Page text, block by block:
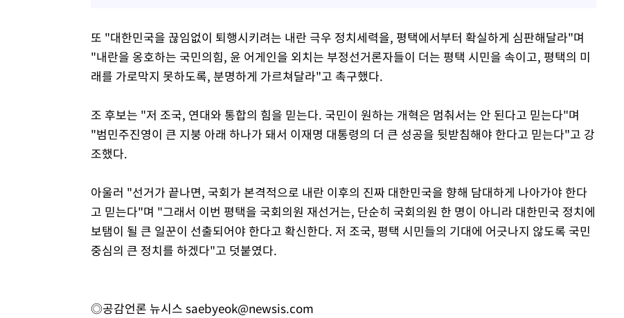
또 "대한민국을 끊임없이 퇴행시키려는 내란 극우 정치세력을, 평택에서부터 확실하게 심판해달라"며
"내란을 옹호하는 국민의힘, 윤 어게인을 외치는 부정선거론자들이 더는 평택 시민을 속이고, 평택의 미
래를 가로막지 못하도록, 분명하게 가르쳐달라"고 촉구했다.
조 후보는 "저 조국, 연대와 통합의 힘을 믿는다. 국민이 원하는 개혁은 멈춰서는 안 된다고 믿는다"며
"범민주진영이 큰 지붕 아래 하나가 돼서 이재명 대통령의 더 큰 성공을 뒷받침해야 한다고 믿는다"고 강
조했다.
아울러 "선거가 끝나면, 국회가 본격적으로 내란 이후의 진짜 대한민국을 향해 담대하게 나아가야 한다
고 믿는다"며 "그래서 이번 평택을 국회의원 재선거는, 단순히 국회의원 한 명이 아니라 대한민국 정치에
보탬이 될 큰 일꾼이 선출되어야 한다고 확신한다. 저 조국, 평택 시민들의 기대에 어긋나지 않도록 국민
중심의 큰 정치를 하겠다"고 덧붙였다.
◎공감언론 뉴시스 saebyeok@newsis.com